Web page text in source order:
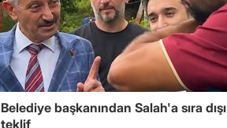
Belediye başkanından Salah'a sıra dışı
teklif